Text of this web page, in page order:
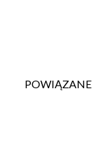
POWIĄZANE